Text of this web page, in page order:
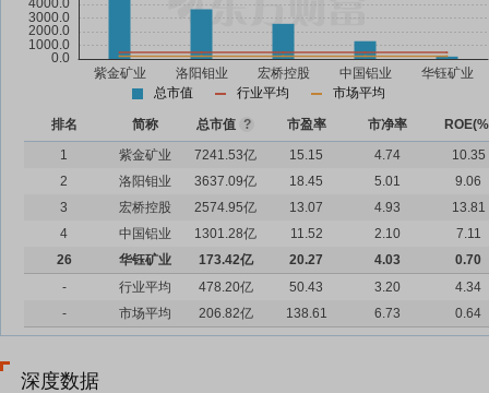
总市值 行业平均 市场平均
排名 简称 总市值 ? 市盈率 市净率
1
紫金矿业 7241.53亿 15.15 4.74
10.35
2
洛阳钼业 3637.09亿 18.45 5.01
9.06
3
宏桥控股 2574.95亿 13.07 4.93
13.81
4
中国铝业 1301.28亿 11.52 2.10
7.11
26
华钰矿业 173.42亿 20.27 4.03
0.70
-
行业平均 478.20亿 50.43 3.20
4.34
-
市场平均 206.82亿 138.61 6.73 0.64
深度数据